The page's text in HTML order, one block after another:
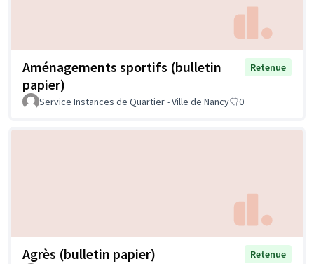
Aménagements sportifs (bulletin
papier)
Retenue
Service Instances de Quartier - Ville de Nancy 0
Agrès (bulletin papier)
Retenue